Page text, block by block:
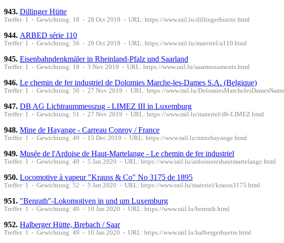
943. Dillinger Hütte
Treffer: 1 - Gewichtung: 18 - 28 Oct 2019 - URL: https://www.rail.lu/dillingerhuette.html
944. ARBED série 110
Treffer: 1 - Gewichtung: 56 - 29 Oct 2019 - URL: https://www.rail.lu/materiel/a110.html
945. Eisenbahndenkmäler in Rheinland-Pfalz und Saarland
Treffer: 1 - Gewichtung: 18 - 3 Nov 2019 - URL: https://www.rail.lu/saarmonuments.html
946. Le chemin de fer industriel de Dolomies Marche-les-Dames S.A. (Belgique)
Treffer: 1 - Gewichtung: 50 - 27 Nov 2019 - URL: https://www.rail.lu/
947. DB AG Lichtraummesszug - LIMEZ III in Luxemburg
Treffer: 1 - Gewichtung: 51 - 27 Nov 2019 - URL: https://www.rail.lu/materiel/db-LIMEZ.html
948. Mine de Hayange - Carreau Conroy / France
Treffer: 1 - Gewichtung: 49 - 15 Dec 2019 - URL: https://www.rail.lu/minehayange.html
949. Musée de l'Ardoise de Haut-Martelange - Le chemin de fer industriel
Treffer: 1 - Gewichtung: 49 - 5 Jan 2020 - URL: https://www.rail.lu/ardoisiereshautmartelange.html
950. Locomotive à vapeur "Krauss & Co" No 3175 de 1895
Treffer: 1 - Gewichtung: 52 - 5 Jan 2020 - URL: https://www.rail.lu/materiel/krauss3175.html
951. "Benrath"-Lokomotiven in und um Luxemburg
Treffer: 1 - Gewichtung: 49 - 10 Jan 2020 - URL: https://www.rail.lu/benrath.html
952. Halberger Hütte, Brebach / Saar
Treffer: 1 - Gewichtung: 49 - 10 Jan 2020 - URL: https://www.rail.lu/halbergerhuette.html